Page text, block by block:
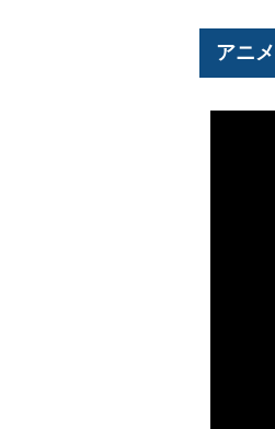
アニ